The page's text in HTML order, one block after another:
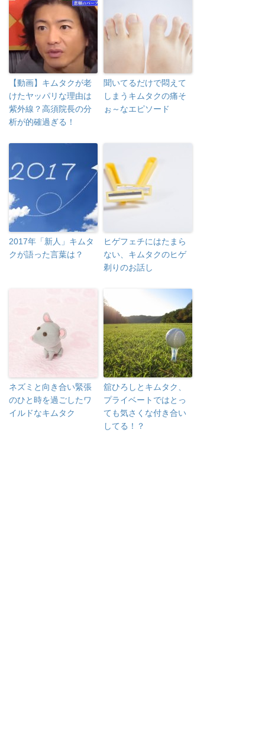
【動画】キムタクが老
けたヤッパリな理由は
紫外線？高須院長の分
析が的確過ぎる！
聞いてるだけで悶えて
しまうキムタクの痛そ
ぉ～なエピソード
2017年「新人」キムタ
クが語った言葉は？
ヒゲフェチにはたまら
ない、キムタクのヒゲ
剃りのお話し
ネズミと向き合い緊張
のひと時を過ごしたワ
イルドなキムタク
舘ひろしとキムタク、
プライベートではとっ
ても気さくな付き合い
してる！？